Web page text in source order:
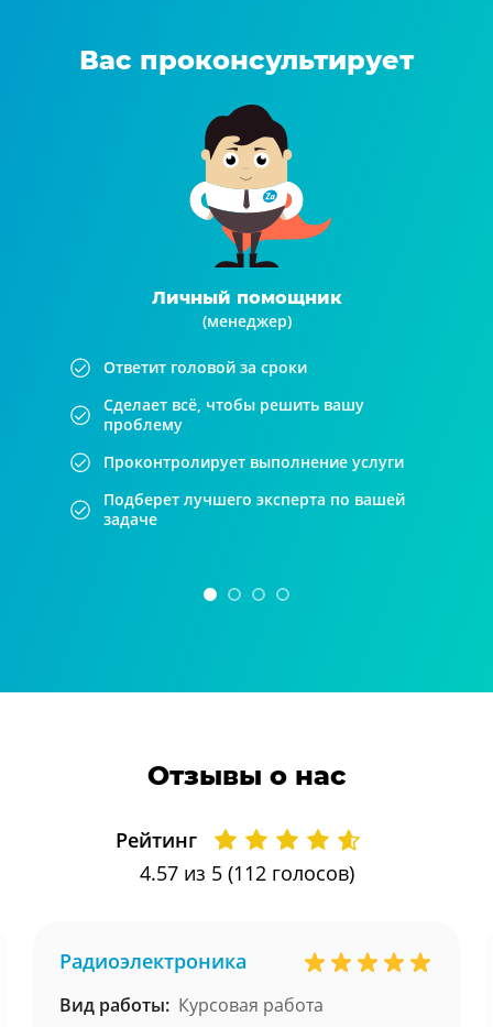
Вас проконсультирует
Личный помощник
(менеджер)
Ответит головой за сроки
Сделает всё, чтобы решить вашу
проблему
Проконтролирует выполнение услуги
Подберет лучшего эксперта по вашей
задаче
Отзывы о нас
Рейтинг
4.57из 5 (112 голосов)
Радиоэлектроника
Вид работы: Курсовая работа